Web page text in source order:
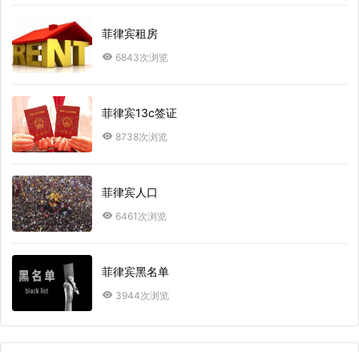
菲律宾租房
6843次浏览
菲律宾13c签证
8738次浏览
菲律宾人口
6461次浏览
菲律宾黑名单
3944次浏览